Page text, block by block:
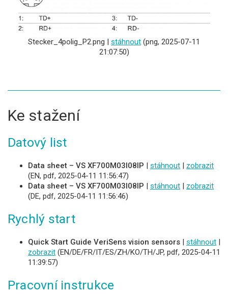
Stecker_4polig_P2.png | stáhnout (png, 2025-07-11
21:07:50)
Ke stažení
Datový list
Data sheet – VS XF700M03I08IP | stáhnout | zobrazit
(EN, pdf, 2025-04-11 11:56:47)
Data sheet – VS XF700M03I08IP | stáhnout | zobrazit
(DE, pdf, 2025-04-11 11:56:46)
Rychlý start
Quick Start Guide VeriSens vision sensors | stáhnout |
zobrazit (EN/DE/FR/IT/ES/ZH/KO/TH/JP, pdf, 2025-04-11
11:39:57)
Pracovní instrukce